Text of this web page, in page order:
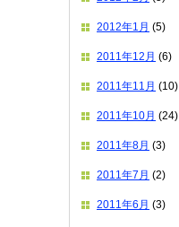
2012年1月 (5)
2011年12月 (6)
2011年11月 (10)
2011年10月 (24)
2011年8月 (3)
2011年7月 (2)
2011年6月 (3)